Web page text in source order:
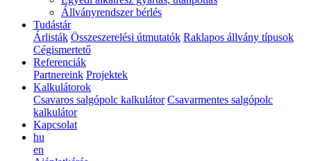
Állványrendszer bérlés
Tudástár
Árlisták Összeszerelési útmutatók Raklapos állvány típusok
Cégismertető
Referenciák
Partnereink Projektek
Kalkulátorok
Csavaros salgópolc kalkulátor Csavarmentes salgópolc
kalkulátor
Kapcsolat
hu
en